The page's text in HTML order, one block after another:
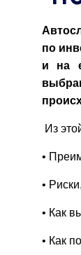
по
и на
Из
•
•
• Как
• Как